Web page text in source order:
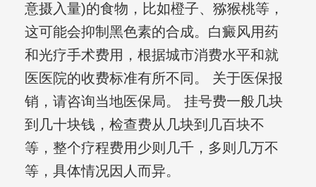
意摄入量)的食物，比如橙子、猕猴桃等，
这可能会抑制黑色素的合成。白癜风用药
和光疗手术费用，根据城市消费水平和就
医医院的收费标准有所不同。 关于医保报
销，请咨询当地医保局。 挂号费一般几块
到几十块钱，检查费从几块到几百块不
等，整个疗程费用少则几千，多则几万不
等，具体情况因人而异。